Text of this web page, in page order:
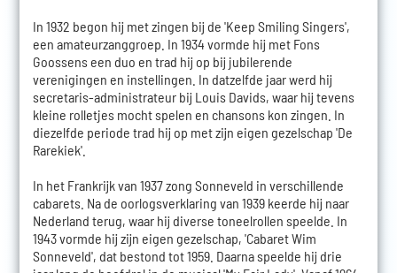
In 1932 begon hij met zingen bij de 'Keep Smiling Singers',
een amateurzanggroep. In 1934 vormde hij met Fons
Goossens een duo en trad hij op bij jubilerende
verenigingen en instellingen. In datzelfde jaar werd hij
secretaris-administrateur bij Louis Davids, waar hij tevens
kleine rolletjes mocht spelen en chansons kon zingen. In
diezelfde periode trad hij op met zijn eigen gezelschap 'De
Rarekiek'.
In het Frankrijk van 1937 zong Sonneveld in verschillende
cabarets. Na de oorlogsverklaring van 1939 keerde hij naar
Nederland terug, waar hij diverse toneelrollen speelde. In
1943 vormde hij zijn eigen gezelschap, 'Cabaret Wim
Sonneveld', dat bestond tot 1959. Daarna speelde hij drie